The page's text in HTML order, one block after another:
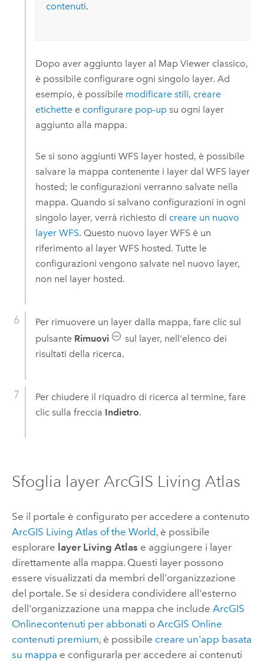
contenuti.
Dopo aver aggiunto layer al Map Viewer classico,
è possibile configurare ogni singolo layer. Ad
esempio, è possibile modificare stili, creare
etichettee configurare pop-upsu ogni layer
aggiunto alla mappa.
Se si sono aggiunti WFS layer hosted, è possibile
salvare la mappa contenente i layer dal WFS layer
hosted; le configurazioni verranno salvate nella
mappa. Quando si salvano configurazioni in ogni
singolo layer, verrà richiesto di creare un nuovo
layer WFS. Questo nuovo layer WFS è un
riferimento al layer WFS hosted. Tutte le
configurazioni vengono salvate nel nuovo layer,
non nel layer hosted.
Per rimuovere un layer dalla mappa, fare clic sul
pulsante Rimuovi
sul layer, nell'elenco dei
risultati della ricerca.
Per chiudere il riquadro di ricerca al termine, fare
clic sulla freccia Indietro.
Sfoglia layer ArcGIS Living Atlas
Se il portale è configurato per accedere a contenuto
ArcGIS Living Atlas of the World, è possibile
esplorare layer Living Atlas e aggiungere i layer
direttamente alla mappa. Questi layer possono
essere visualizzati da membri dell'organizzazione
del portale. Se si desidera condividere all'esterno
dell'organizzazione una mappa che include ArcGIS
Onlinecontenuti per abbonati o ArcGIS Online
contenuti premium, è possibile creare un'app basata
su mappa e configurarla per accedere ai contenuti